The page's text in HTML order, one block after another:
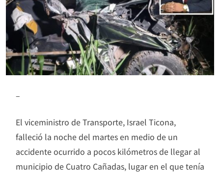
–
El viceministro de Transporte, Israel Ticona,
falleció la noche del martes en medio de un
accidente ocurrido a pocos kilómetros de llegar al
municipio de Cuatro Cañadas, lugar en el que tenía